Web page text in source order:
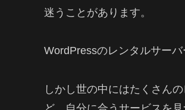
迷うことがあります。
WordPressのレンタルサー
しかし世の中にはたくさん